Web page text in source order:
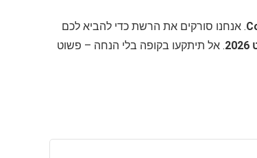
. אנחנו סורקים את הרשת כדי להביא לכם
. אל תיתקעו בקופה בלי הנחה – פשוט